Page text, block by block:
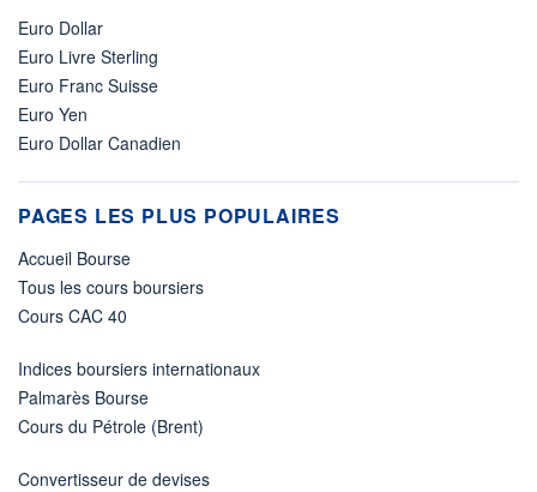
Euro Dollar
Euro Livre Sterling
Euro Franc Suisse
Euro Yen
Euro Dollar Canadien
PAGES LES PLUS POPULAIRES
Accueil Bourse
Tous les cours boursiers
Cours CAC 40
Indices boursiers internationaux
Palmarès Bourse
Cours du Pétrole (Brent)
Convertisseur de devises